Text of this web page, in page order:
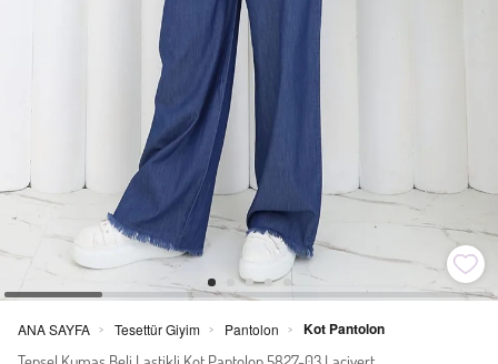
ANA SAYFA > Tesettür Giyim > Pantolon > Kot Pantolon